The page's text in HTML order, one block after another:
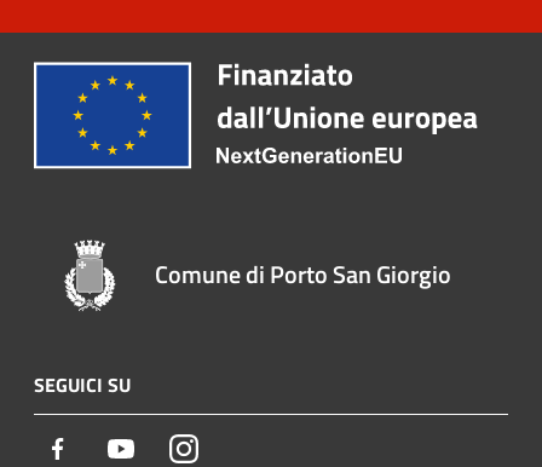
Comune di Porto San Giorgio
SEGUICI SU
Facebook YoutubeInstagram